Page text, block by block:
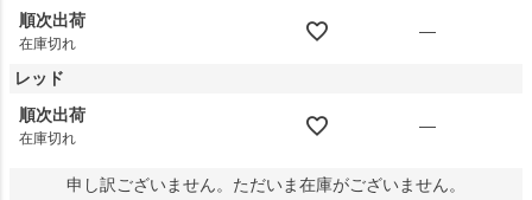
順次出荷
在庫切れ
—
レッド
順次出荷
在庫切れ
—
申し訳ございません。ただいま在庫がございません。